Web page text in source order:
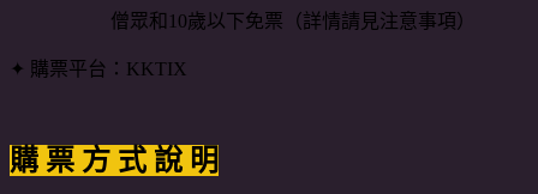
僧眾和10歲以下免票（詳情請見注意事項）
✦ 購票平台：KKTIX
購 票 方 式 說 明